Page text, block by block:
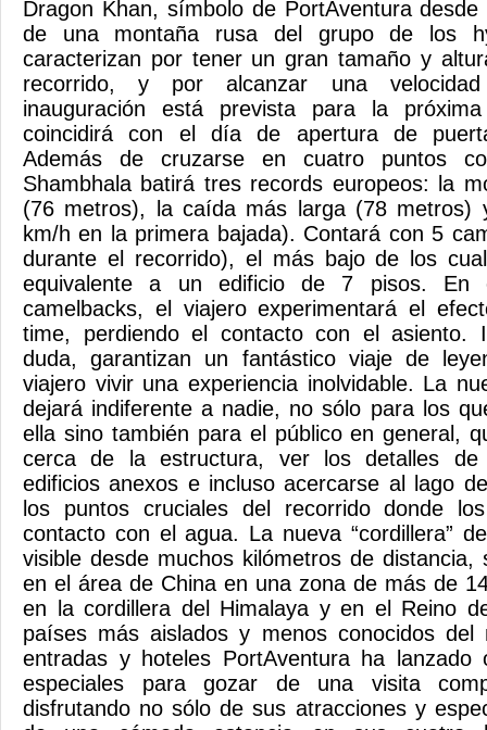
Dragon Khan, símbolo de PortAventura
de una montaña rusa del grupo de los
caracterizan por tener un gran tamaño y
recorrido, y por alcanzar una velocidad
inauguración está prevista para la
coincidirá con el día de apertura de
Además de cruzarse en cuatro puntos
Shambhala batirá tres records europeos: la
(76 metros), la caída más larga (78 metros)
km/h en la primera bajada). Contará con 5
durante el recorrido), el más bajo de los
equivalente a un edificio de 7 pisos. En
camelbacks, el viajero experimentará el
time, perdiendo el contacto con el asiento.
duda, garantizan un fantástico viaje de
viajero vivir una experiencia inolvidable. La
dejará indiferente a nadie, no sólo para los
ella sino también para el público en general,
cerca de la estructura, ver los detalles de
edificios anexos e incluso acercarse al lago
los puntos cruciales del recorrido donde
contacto con el agua. La nueva “cordillera”
visible desde muchos kilómetros de distancia,
en el área de China en una zona de más de
en la cordillera del Himalaya y en el Reino
países más aislados y menos conocidos del
entradas y hoteles PortAventura ha lanzado
especiales para gozar de una visita
disfrutando no sólo de sus atracciones y